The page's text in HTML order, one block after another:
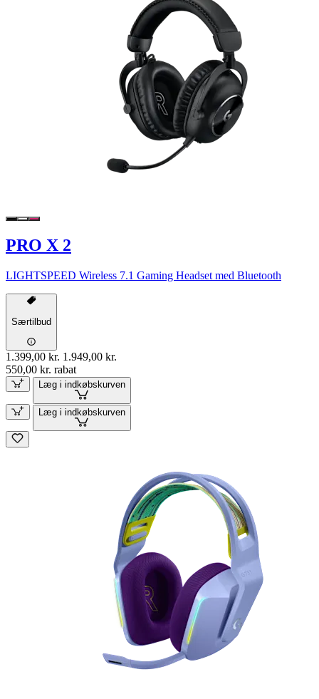
PRO X 2
LIGHTSPEED Wireless 7.1 Gaming Headset med Bluetooth
Særtilbud
1.399,00 kr. 1.949,00 kr.
550,00 kr. rabat
Læg i indkøbskurven
Læg i indkøbskurven